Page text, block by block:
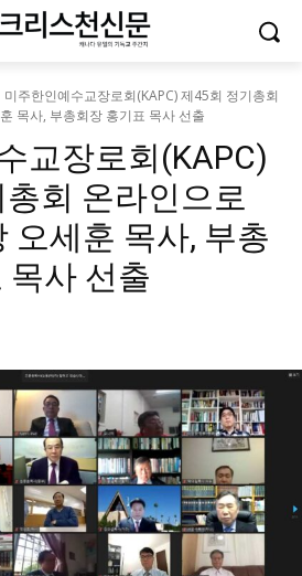
미주한인예수교장로회(KAPC) 제45회 정기총회
목사, 부총회장 홍기표 목사 선출
교장로회(KAPC)
회 온라인으로
오세훈 목사, 부총
목사 선출